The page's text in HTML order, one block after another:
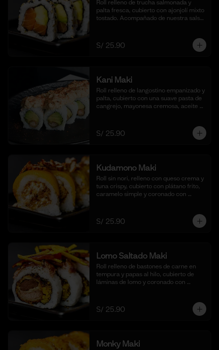
Roll relleno de trucha salmonada y
palta fresca, cubierto con ajonjolí mixto
tostado. Acompañado de nuestra salsa
S/ 25.90
Kani Maki
Roll relleno de langostino empanizado y
palta, cubierto con una suave pasta de
cangrejo, mayonesa cremosa, aceite
cortes).
S/ 25.90
Kudamono Maki
Roll sin nori, relleno con queso crema y
tuna crispy, cubierto con plátano frito,
caramelo simple y coronado con
S/ 25.90
Lomo Saltado Maki
Roll relleno de bastones de carne en
tempura y papas al hilo, cubierto de
láminas de lomo y coronado con
Acompañado de nuestra salsa shoyu.
(10 cortes)
S/ 25.90
Monky Maki